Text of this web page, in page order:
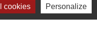
cookies Personalize